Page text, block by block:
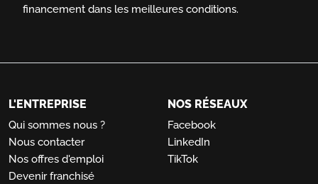
financement dans les meilleures conditions.
L'ENTREPRISE
Qui sommes nous ?
Nous contacter
Nos offres d'emploi
Devenir franchisé
NOS RÉSEAUX
Facebook
LinkedIn
TikTok